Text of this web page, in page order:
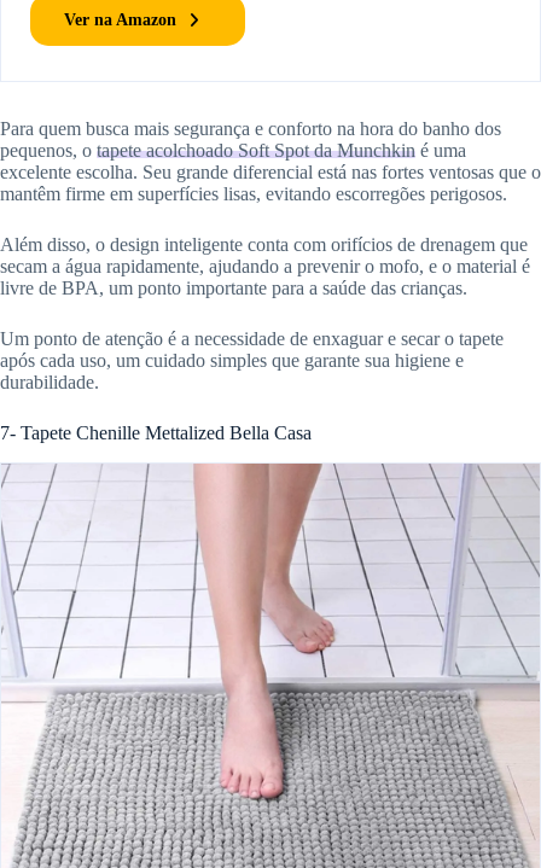
Ver na Amazon
Para quem busca mais segurança e conforto na hora do banho dos
pequenos, o tapete acolchoado Soft Spot da Munchkin é uma
excelente escolha. Seu grande diferencial está nas fortes ventosas que o
mantêm firme em superfícies lisas, evitando escorregões perigosos.
Além disso, o design inteligente conta com orifícios de drenagem que
secam a água rapidamente, ajudando a prevenir o mofo, e o material é
livre de BPA, um ponto importante para a saúde das crianças.
Um ponto de atenção é a necessidade de enxaguar e secar o tapete
após cada uso, um cuidado simples que garante sua higiene e
durabilidade.
7- Tapete Chenille Mettalized Bella Casa